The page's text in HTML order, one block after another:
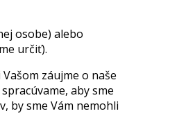
osobe) alebo
určiť).
záujme o naše
aby sme
by sme Vám nemohli